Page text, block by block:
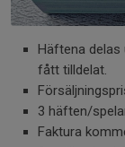
Häftena
fått tilldelat.
3 häften/
Faktura